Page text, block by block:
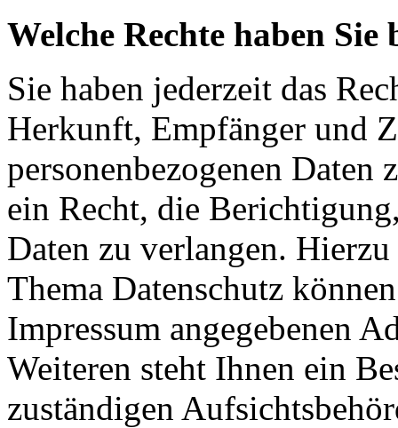
Welche Rechte haben
Sie haben jederzeit das
Herkunft, Empfänger und
personenbezogenen Daten
ein Recht, die
Daten zu verlangen.
Thema Datenschutz
Impressum angegebenen
Weiteren steht Ihnen ein
zuständigen